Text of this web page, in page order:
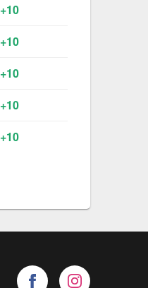
+10
+10
+10
+10
+10